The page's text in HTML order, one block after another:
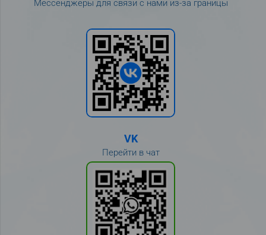
Мессенджеры для связи с нами из-за границы
VK
Перейти в чат